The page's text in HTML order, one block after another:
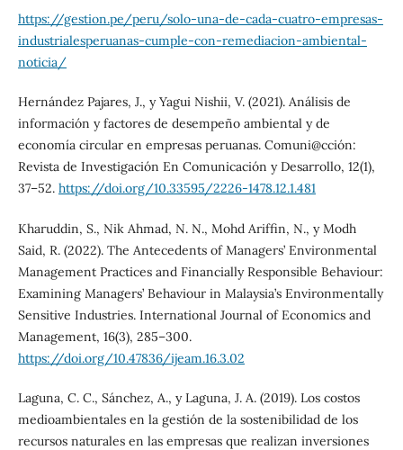
https://gestion.pe/peru/solo-una-de-cada-cuatro-empresas-
industrialesperuanas-cumple-con-remediacion-ambiental-
noticia/
Hernández Pajares, J., y Yagui Nishii, V. (2021). Análisis de
información y factores de desempeño ambiental y de
economía circular en empresas peruanas. Comuni@cción:
Revista de Investigación En Comunicación y Desarrollo, 12(1),
37–52. https://doi.org/10.33595/2226-1478.12.1.481
Kharuddin, S., Nik Ahmad, N. N., Mohd Ariffin, N., y Modh
Said, R. (2022). The Antecedents of Managers’ Environmental
Management Practices and Financially Responsible Behaviour:
Examining Managers’ Behaviour in Malaysia’s Environmentally
Sensitive Industries. International Journal of Economics and
Management, 16(3), 285–300.
https://doi.org/10.47836/ijeam.16.3.02
Laguna, C. C., Sánchez, A., y Laguna, J. A. (2019). Los costos
medioambientales en la gestión de la sostenibilidad de los
recursos naturales en las empresas que realizan inversiones